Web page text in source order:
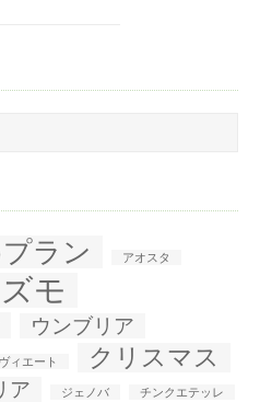
ラン アオスタ
モ
ウンブリア
ィエート クリスマス
ア ジェノバ チンクエテッレ